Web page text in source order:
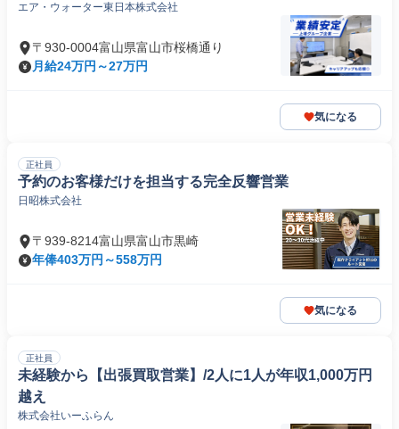
エア・ウォーター東日本株式会社
〒930-0004富山県富山市桜橋通り
月給24万円～27万円
気になる
正社員
予約のお客様だけを担当する完全反響営業
日昭株式会社
〒939-8214富山県富山市黒崎
年俸403万円～558万円
気になる
正社員
未経験から【出張買取営業】/2人に1人が年収1,000万円
越え
株式会社いーふらん